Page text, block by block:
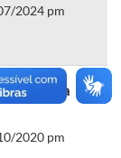
2024 pm
da Mesa
2020 pm